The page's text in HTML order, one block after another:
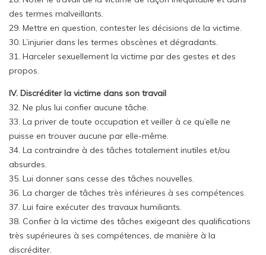
des termes malveillants.
29. Mettre en question, contester les décisions de la victime.
30. L’injurier dans les termes obscènes et dégradants.
31. Harceler sexuellement la victime par des gestes et des
propos.
IV. Discréditer la victime dans son travail
32. Ne plus lui confier aucune tâche.
33. La priver de toute occupation et veiller à ce qu’elle ne
puisse en trouver aucune par elle-même.
34. La contraindre à des tâches totalement inutiles et/ou
absurdes.
35. Lui donner sans cesse des tâches nouvelles.
36. La charger de tâches très inférieures à ses compétences.
37. Lui faire exécuter des travaux humiliants.
38. Confier à la victime des tâches exigeant des qualifications
très supérieures à ses compétences, de manière à la
discréditer.